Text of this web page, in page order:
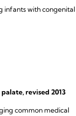
infants with congenital
revised 2013
common medical